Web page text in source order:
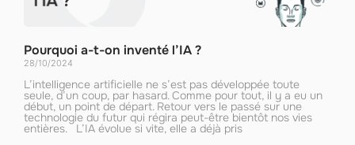
Pourquoi a-t-on inventé l’IA ?
28/10/2024
L’intelligence artificielle ne s’est pas développée toute
seule, d’un coup, par hasard. Comme pour tout, il y a eu un
début, un point de départ. Retour vers le passé sur une
technologie du futur qui régira peut-être bientôt nos vies
entières. L’IA évolue si vite, elle a déjà pris